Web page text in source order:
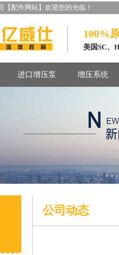
配件网站】欢迎您的光临！
100%
美国SC、
进口增压泵 增压系统
公司动态